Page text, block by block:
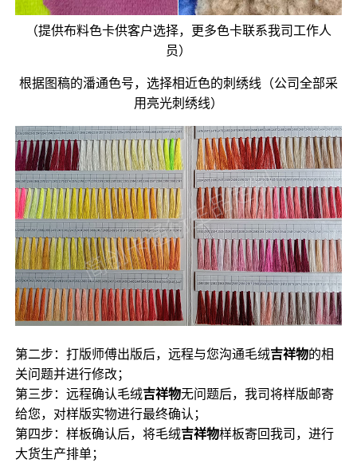
（提供布料色卡供客户选择，更多色卡联系我司工作人
员）
根据图稿的潘通色号，选择相近色的刺绣线（公司全部采
用亮光刺绣线）
第二步：打版师傅出版后，远程与您沟通毛绒吉祥物的相
关问题并进行修改；
第三步：远程确认毛绒吉祥物无问题后，我司将样版邮寄
给您，对样版实物进行最终确认；
第四步：样板确认后，将毛绒吉祥物样板寄回我司，进行
大货生产排单；